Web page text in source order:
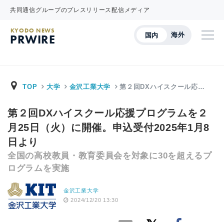
共同通信グループのプレスリリース配信メディア
国内 海外
KYODO NEWS
PRWIRE
TOP 大学 金沢工業大学 第２回DXハイスクール応…
第２回DXハイスクール応援プログラムを２
月25日（火）に開催。申込受付2025年1月8
日より
全国の高校教員・教育委員会を対象に30を超えるプ
ログラムを実施
金沢工業大学
2024/12/20 13:30